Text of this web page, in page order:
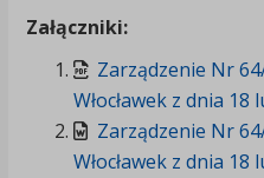
Załączniki:
Zarządzenie Nr
Włocławek z dnia
Zarządzenie Nr
Włocławek z dnia